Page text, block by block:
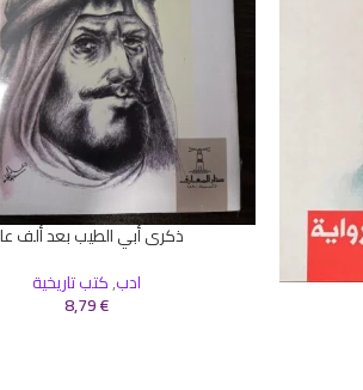
إضافة إلى السلةذكرى أبي الطيب بعد ألف
ادب,كتب تاريخية
8,79€